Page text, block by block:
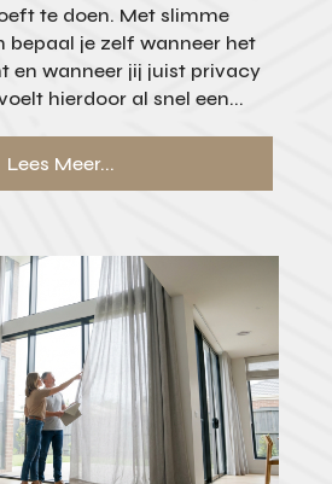
te doen. Met slimme
bepaal je zelf wanneer het
en wanneer jij juist privacy
hierdoor al snel een...
Lees Meer...